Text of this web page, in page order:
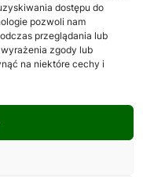
dostępu do
pozwoli nam
przeglądania lub
zgody lub
na niektóre cechy i
Social media
Facebook
YouTube